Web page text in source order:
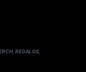
REGALOS,